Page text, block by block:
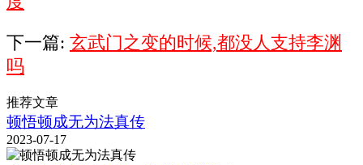
下一篇: 玄武门之变的时候,都没人支持李渊
吗
推荐文章
顿悟顿成无为法真传
2023-07-17